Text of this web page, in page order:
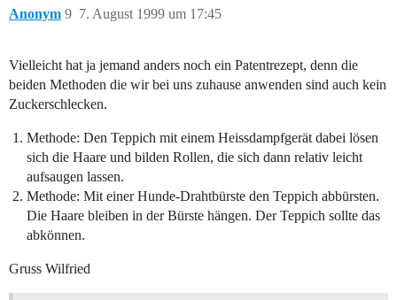
Anonym 7. August 1999 um 17:45
9
Vielleicht hat ja jemand anders noch ein Patentrezept, denn die
beiden Methoden die wir bei uns zuhause anwenden sind auch kein
Zuckerschlecken.
Methode: Den Teppich mit einem Heissdampfgerät dabei lösen
sich die Haare und bilden Rollen, die sich dann relativ leicht
aufsaugen lassen.
Methode: Mit einer Hunde-Drahtbürste den Teppich abbürsten.
Die Haare bleiben in der Bürste hängen. Der Teppich sollte das
abkönnen.
Gruss Wilfried